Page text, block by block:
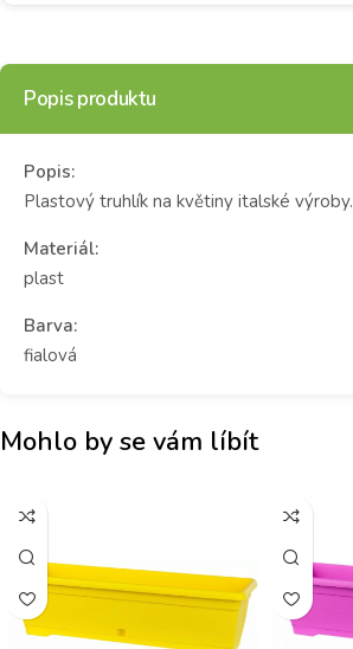
Popis produktu
Popis:
Plastový truhlík na květiny italské výroby.
Materiál:
plast
Barva:
fialová
Mohlo by se vám líbít